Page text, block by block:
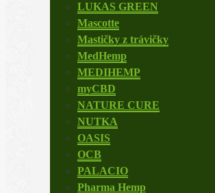
LUKAS GREEN
Mascotte
Mastičky z trávičky
MedHemp
MEDIHEMP
myCBD
NATURE CURE
NUTKA
OASIS
OCB
PALACIO
Pharma Hemp